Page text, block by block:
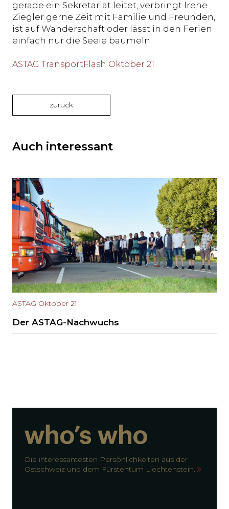
gerade ein Sekretariat leitet, verbringt Irene
Ziegler gerne Zeit mit Familie und Freunden,
ist auf Wanderschaft oder lässt in den Ferien
einfach nur die Seele baumeln.
ASTAG TransportFlash Oktober 21
zurück
Auch interessant
ASTAG Oktober 21
Der ASTAG-Nachwuchs
Die interessantesten Persönlichkeiten aus der
Ostschweiz und dem Fürstentum Liechtenstein.